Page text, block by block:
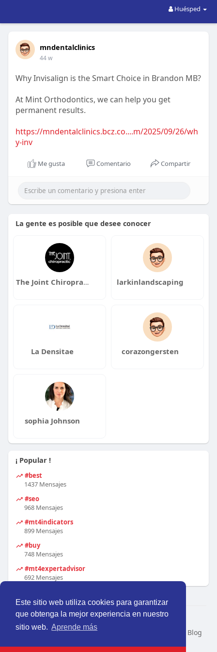
Este sitio web utiliza cookies para garantizar
que obtenga la mejor experiencia en nuestro
sitio web. Aprende más
Huésped
mndentalclinics
44 w
Why Invisalign is the Smart Choice in Brandon MB?
At Mint Orthodontics, we can help you get
permanent results.
https://mndentalclinics.bcz.co....m/2025/09/26/wh
y-inv
Me gusta Comentario Compartir
La gente es posible que desee conocer
The Joint Chiropractic Brentwood MO larkinlandscaping
La Densitae corazongersten
sophia Johnson
¡ Popular !
#best
1437 Mensajes
#seo
968 Mensajes
#mt4indicators
899 Mensajes
#buy
748 Mensajes
#mt4expertadvisor
692 Mensajes
© 2026 Perú Activo
Inicio
Nosotros Contacto
Blog